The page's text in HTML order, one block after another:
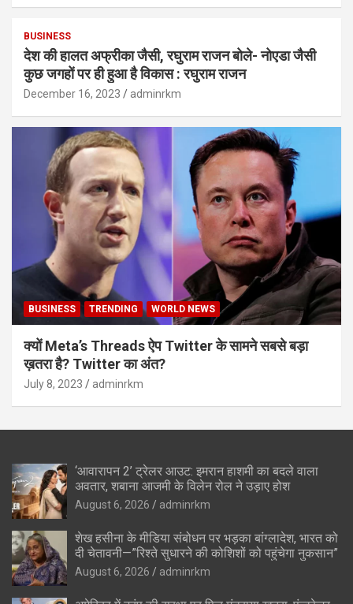
BUSINESS
देश की हालत अफ्रीका जैसी, रघुराम राजन बोले- नोएडा जैसी
कुछ जगहों पर ही हुआ है विकास : रघुराम राजन
December 16, 2023 adminrkm
BUSINESS TRENDING WORLD NEWS
क्यों Meta’s Threads ऐप Twitter के सामने सबसे बड़ा
ख़तरा है? Twitter का अंत?
July 8, 2023 adminrkm
‘आवारापन 2’ ट्रेलर आउट: इमरान हाशमी का बदले वाला
अवतार, शबाना आजमी के विलेन रोल ने उड़ाए होश
August 6, 2026 adminrkm
शेख हसीना के मीडिया संबोधन पर भड़का बांग्लादेश, भारत को
दी चेतावनी—”रिश्ते सुधारने की कोशिशों को पहुंचेगा नुकसान”
August 6, 2026 adminrkm